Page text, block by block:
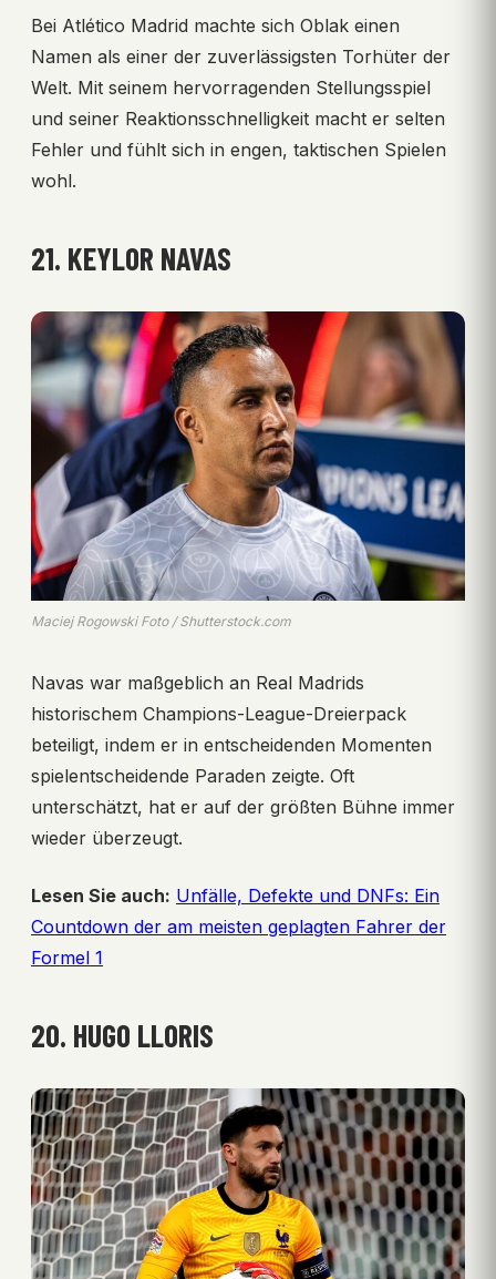
Bei Atlético Madrid machte sich Oblak einen
Namen als einer der zuverlässigsten Torhüter der
Welt. Mit seinem hervorragenden Stellungsspiel
und seiner Reaktionsschnelligkeit macht er selten
Fehler und fühlt sich in engen, taktischen Spielen
wohl.
21. KEYLOR NAVAS
Maciej Rogowski Foto / Shutterstock.com
Navas war maßgeblich an Real Madrids
historischem Champions-League-Dreierpack
beteiligt, indem er in entscheidenden Momenten
spielentscheidende Paraden zeigte. Oft
unterschätzt, hat er auf der größten Bühne immer
wieder überzeugt.
Lesen Sie auch: Unfälle, Defekte und DNFs: Ein
Countdown der am meisten geplagten Fahrer der
Formel 1
20. HUGO LLORIS